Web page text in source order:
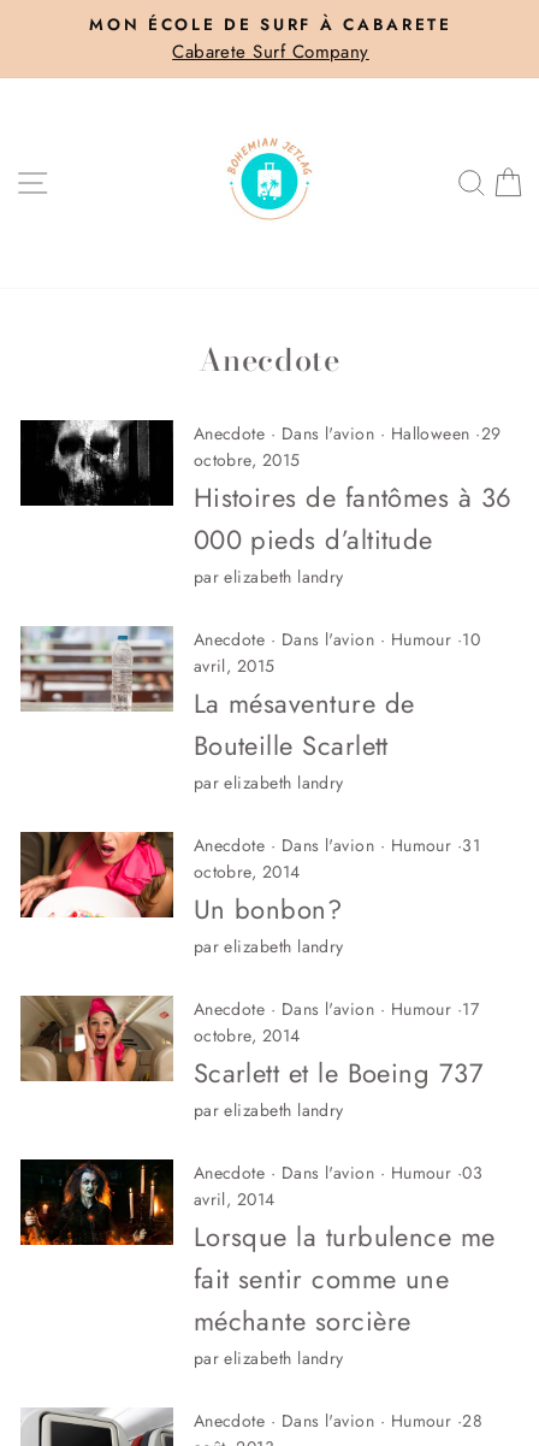
contenu
Diaporama
MON ÉCOLE DE SURF À CABARETE
Cabarete Surf Company
Anecdote
Anecdote · Dans l'avion · Halloween ·29
octobre, 2015
Histoires de fantômes à 36
000 pieds d’altitude
par elizabeth landry
Anecdote · Dans l'avion · Humour ·10
avril, 2015
La mésaventure de
Bouteille Scarlett
par elizabeth landry
Anecdote · Dans l'avion · Humour ·31
octobre, 2014
Un bonbon?
par elizabeth landry
Anecdote · Dans l'avion · Humour ·17
octobre, 2014
Scarlett et le Boeing 737
par elizabeth landry
Anecdote · Dans l'avion · Humour ·03
avril, 2014
Lorsque la turbulence me
fait sentir comme une
méchante sorcière
par elizabeth landry
Anecdote · Dans l'avion · Humour ·28